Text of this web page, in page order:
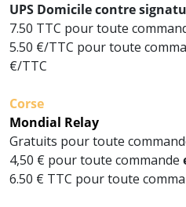
UPS Domicile contre
7.50 TTC pour toute
5.50 €/TTC pour toute
€/TTC
Corse
Mondial Relay
Gratuits pour toute
4,50 € pour toute commande
6.50 € TTC pour toute